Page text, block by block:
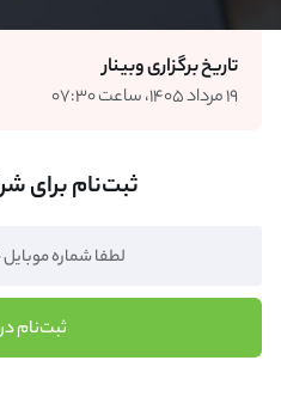
تاریخ برگزاری وبینار
۱۹ مرداد ۱۴۰۵، ساعت ۰۷:۳۰
ثبت‌نام برای
ثبت‌نام